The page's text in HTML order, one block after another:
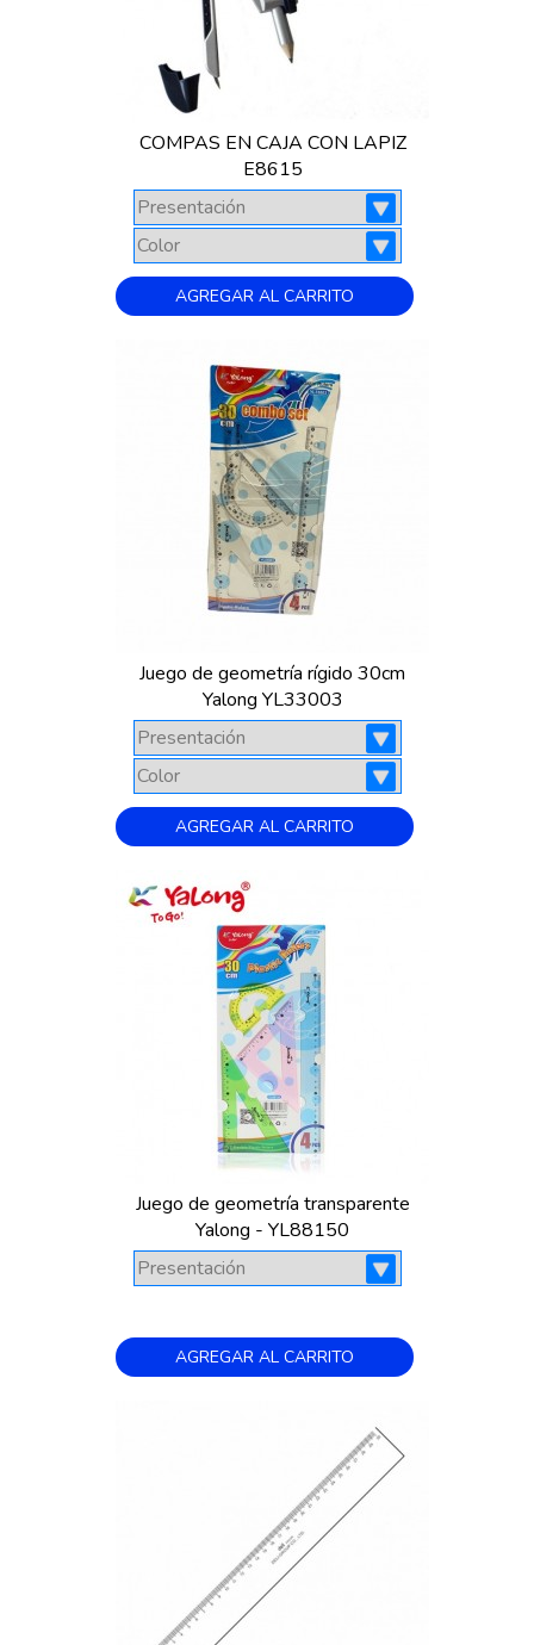
COMPAS EN CAJA CON LAPIZ
E8615
AGREGAR AL CARRITO
Juego de geometría rígido 30cm
Yalong YL33003
AGREGAR AL CARRITO
Juego de geometría transparente
Yalong - YL88150
AGREGAR AL CARRITO